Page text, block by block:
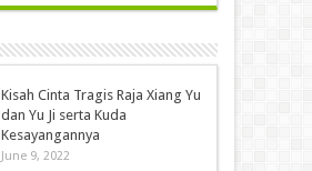
Kisah Cinta Tragis Raja Xiang Yu
dan Yu Ji serta Kuda
Kesayangannya
June 9, 2022